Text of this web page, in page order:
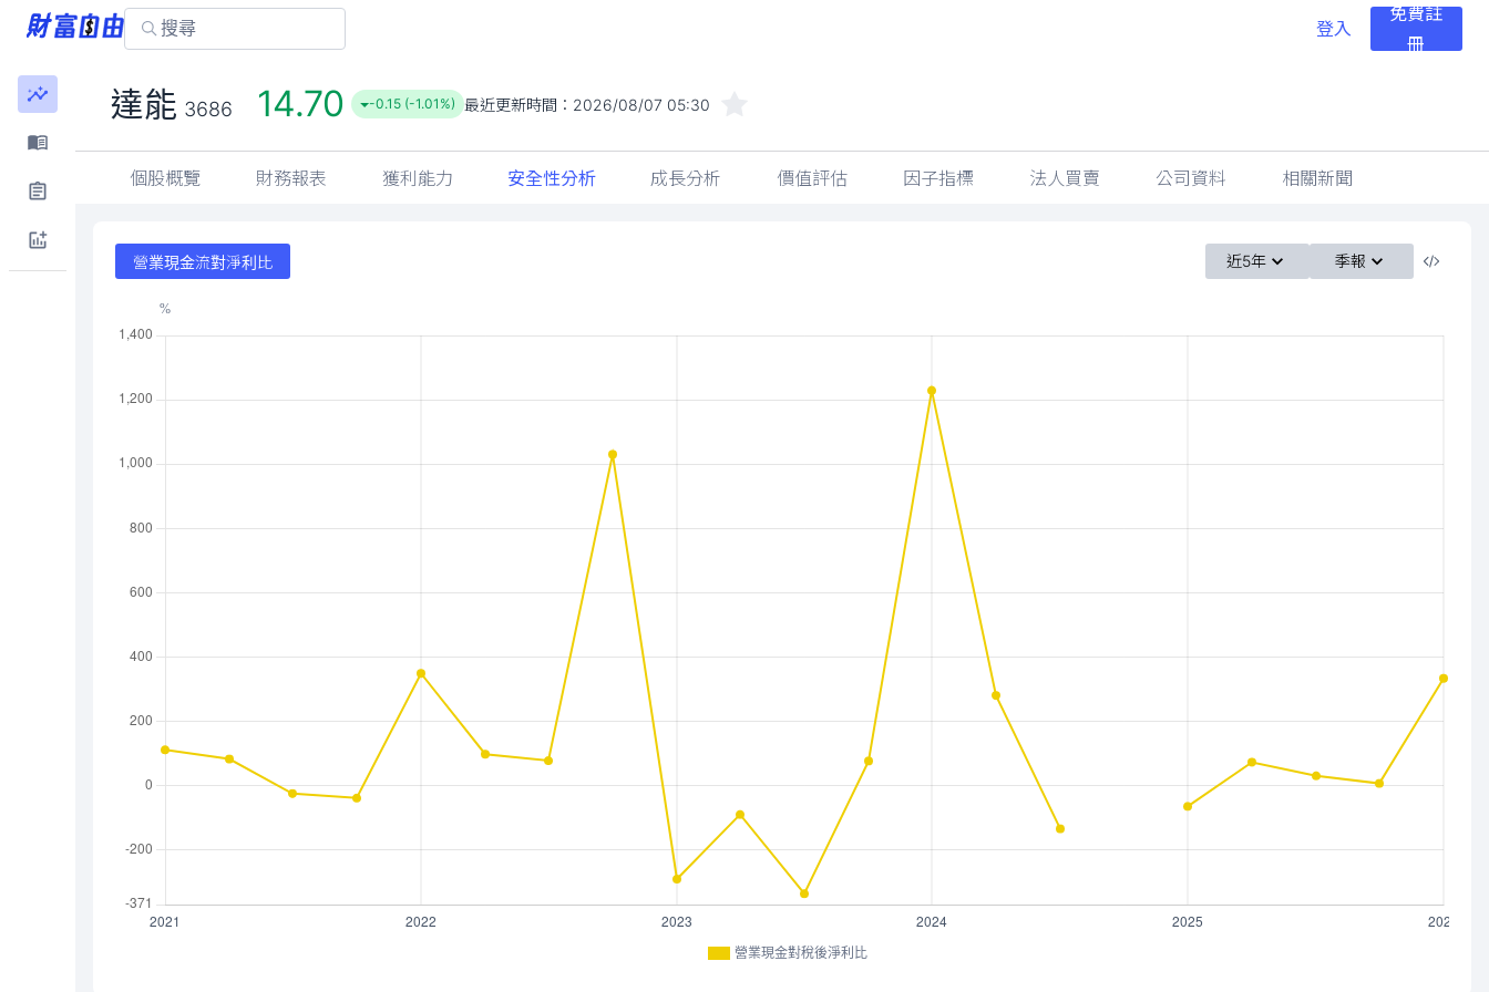
登入
免費註
冊
達能 3686 14.70 -0.15 (-1.01%) 最近更新時間： 2026/08/07 05:30
個股概覽 財務報表 獲利能力 安全性分析 成長分析 價值評估 因子指標 法人買賣 公司資料 相關新聞
營業現金流對淨利比 近5年 季報
營業現金對稅後淨利比